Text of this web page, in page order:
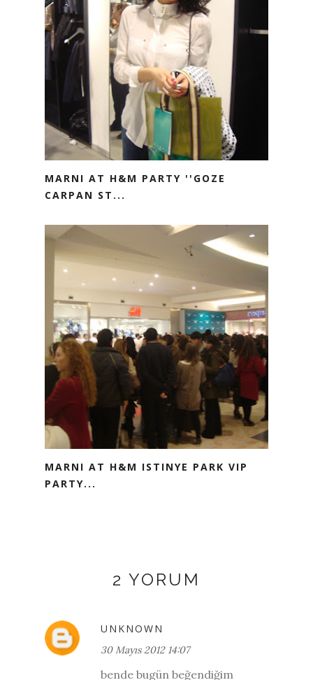
MARNI AT H&M PARTY ''GOZE
CARPAN ST...
MARNI AT H&M ISTINYE PARK VIP
PARTY...
2 YORUM
UNKNOWN
30 Mayıs 2012 14:07
bende bugün beğendiğim